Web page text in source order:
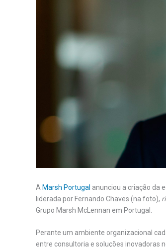
A Marsh Portugal anunciou a criação da
liderada por Fernando Chaves (na foto),
Grupo Marsh McLennan em Portugal.
Perante um ambiente organizacional
entre consultoria e soluções inovadoras